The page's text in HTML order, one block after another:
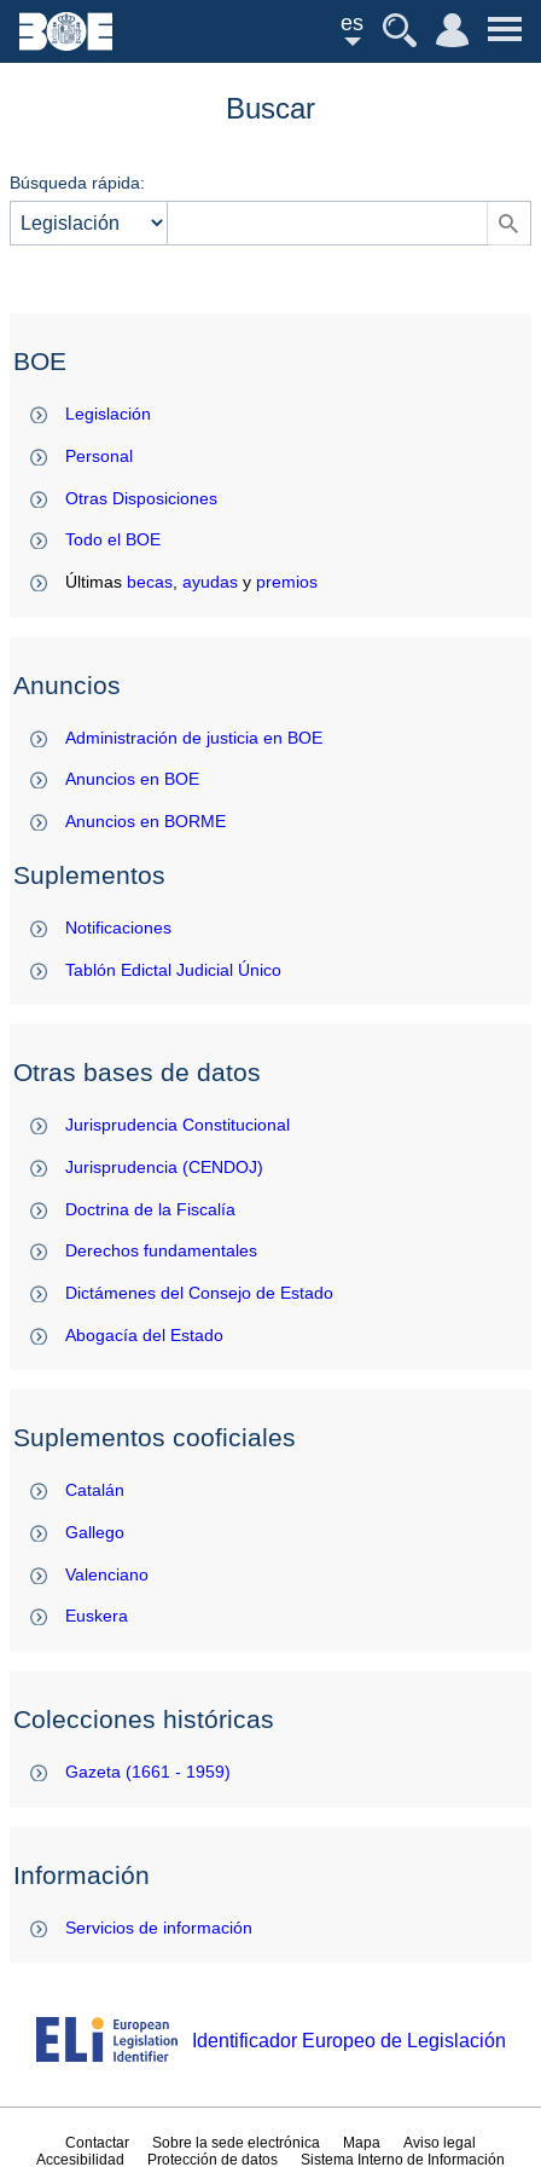
es
Buscar
Búsqueda rápida:
BOE
Legislación
Personal
Otras Disposiciones
Todo el BOE
Últimas becas ,ayudas y premios
Anuncios
Administración de justicia en BOE
Anuncios en BOE
Anuncios en BORME
Suplementos
Notificaciones
Tablón Edictal Judicial Único
Otras bases de datos
Jurisprudencia Constitucional
Jurisprudencia (CENDOJ)
Doctrina de la Fiscalía
Derechos fundamentales
Dictámenes del Consejo de Estado
Abogacía del Estado
Suplementos cooficiales
Catalán
Gallego
Valenciano
Euskera
Colecciones históricas
Gazeta (1661 - 1959)
Información
Servicios de información
Identificador Europeo de Legislación
Contactar Sobre la sede electrónica Mapa
Aviso legal
Accesibilidad
Protección de datos Sistema Interno de Información